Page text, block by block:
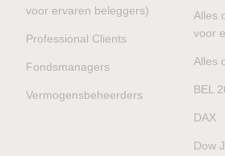
voor ervaren beleggers)
Professional Clients
Fondsmanagers
Vermogensbeheerders
Alles
voor
Alles
BEL
DAX
Dow